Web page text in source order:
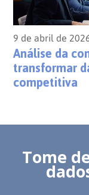
9 de abril de
Análise da
transformar
competitiva
Tome